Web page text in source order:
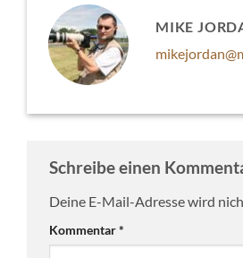
MIKE
Schreibe einen
Deine E-Mail-Adresse wird
Kommentar*